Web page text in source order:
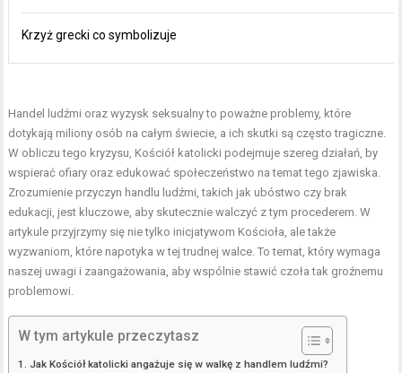
Krzyż grecki co symbolizuje
Handel ludźmi oraz wyzysk seksualny to poważne problemy, które
dotykają miliony osób na całym świecie, a ich skutki są często tragiczne.
W obliczu tego kryzysu, Kościół katolicki podejmuje szereg działań, by
wspierać ofiary oraz edukować społeczeństwo na temat tego zjawiska.
Zrozumienie przyczyn handlu ludźmi, takich jak ubóstwo czy brak
edukacji, jest kluczowe, aby skutecznie walczyć z tym procederem. W
artykule przyjrzymy się nie tylko inicjatywom Kościoła, ale także
wyzwaniom, które napotyka w tej trudnej walce. To temat, który wymaga
naszej uwagi i zaangażowania, aby wspólnie stawić czoła tak groźnemu
problemowi.
W tym artykule przeczytasz
Jak Kościół katolicki angażuje się w walkę z handlem ludźmi?